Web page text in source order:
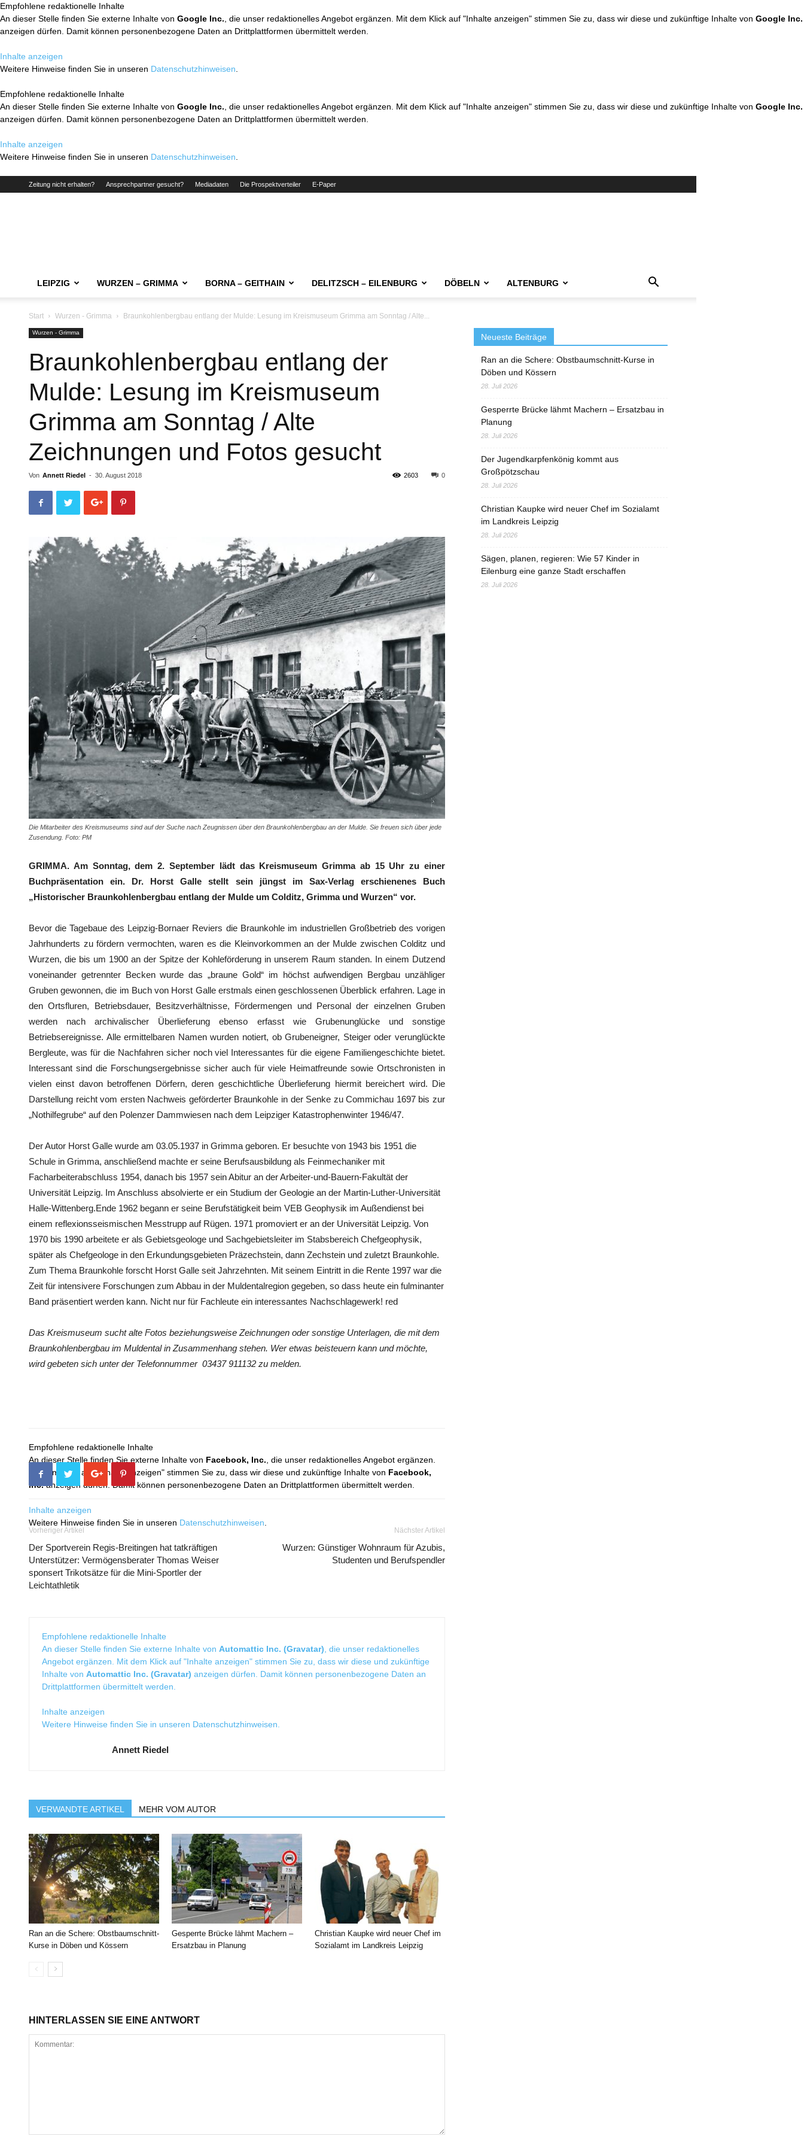
Empfohlene redaktionelle Inhalte
An dieser Stelle finden Sie externe Inhalte von Google Inc. , die unser redaktionelles Angebot ergänzen. Mit dem Klick auf "Inhalte anzeigen" stimmen Sie zu, dass wir diese und zukünftige Inhalte von Google Inc.
anzeigen dürfen. Damit können personenbezogene Daten an Drittplattformen übermittelt werden.
Inhalte anzeigen
Weitere Hinweise finden Sie in unseren Datenschutzhinweisen
Empfohlene redaktionelle Inhalte
An dieser Stelle finden Sie externe Inhalte von Google Inc. , die unser redaktionelles Angebot ergänzen. Mit dem Klick auf "Inhalte anzeigen" stimmen Sie zu, dass wir diese und zukünftige Inhalte von Google Inc.
anzeigen dürfen. Damit können personenbezogene Daten an Drittplattformen übermittelt werden.
Inhalte anzeigen
Weitere Hinweise finden Sie in unseren Datenschutzhinweisen
Zeitung nicht erhalten? Ansprechpartner gesucht? Mediadaten Die Prospektverteiler E-Paper
LEIPZIG WURZEN – GRIMMA BORNA – GEITHAIN DELITZSCH – EILENBURG DÖBELN ALTENBURG
Start Wurzen - Grimma Braunkohlenbergbau entlang der Mulde: Lesung im Kreismuseum Grimma am Sonntag / Alte...
Wurzen - Grimma
Braunkohlenbergbau entlang der
Mulde: Lesung im Kreismuseum
Grimma am Sonntag / Alte
Zeichnungen und Fotos gesucht
Von Annett Riedel - 30. August 2018 0
2603
Die Mitarbeiter des Kreismuseums sind auf der Suche nach Zeugnissen über den Braunkohlenbergbau an der Mulde. Sie freuen sich über jede
Zusendung. Foto: PM
GRIMMA. Am Sonntag, dem 2. September lädt das Kreismuseum Grimma ab 15 Uhr zu einer
Buchpräsentation ein. Dr. Horst Galle stellt sein jüngst im Sax-Verlag erschienenes Buch
„Historischer Braunkohlenbergbau entlang der Mulde um Colditz, Grimma und Wurzen“ vor.
Bevor die Tagebaue des Leipzig-Bornaer Reviers die Braunkohle im industriellen Großbetrieb des vorigen
Jahrhunderts zu fördern vermochten, waren es die Kleinvorkommen an der Mulde zwischen Colditz und
Wurzen, die bis um 1900 an der Spitze der Kohleförderung in unserem Raum standen. In einem Dutzend
voneinander getrennter Becken wurde das „braune Gold“ im höchst aufwendigen Bergbau unzähliger
Gruben gewonnen, die im Buch von Horst Galle erstmals einen geschlossenen Überblick erfahren. Lage in
den Ortsfluren, Betriebsdauer, Besitzverhältnisse, Fördermengen und Personal der einzelnen Gruben
werden nach archivalischer Überlieferung ebenso erfasst wie Grubenunglücke und sonstige
Betriebsereignisse. Alle ermittelbaren Namen wurden notiert, ob Grubeneigner, Steiger oder verunglückte
Bergleute, was für die Nachfahren sicher noch viel Interessantes für die eigene Familiengeschichte bietet.
Interessant sind die Forschungsergebnisse sicher auch für viele Heimatfreunde sowie Ortschronisten in
vielen einst davon betroffenen Dörfern, deren geschichtliche Überlieferung hiermit bereichert wird. Die
Darstellung reicht vom ersten Nachweis geförderter Braunkohle in der Senke zu Commichau 1697 bis zur
„Nothilfegrube“ auf den Polenzer Dammwiesen nach dem Leipziger Katastrophenwinter 1946/47.
Der Autor Horst Galle wurde am 03.05.1937 in Grimma geboren. Er besuchte von 1943 bis 1951 die
Schule in Grimma, anschließend machte er seine Berufsausbildung als Feinmechaniker mit
Facharbeiterabschluss 1954, danach bis 1957 sein Abitur an der Arbeiter-und-Bauern-Fakultät der
Universität Leipzig. Im Anschluss absolvierte er ein Studium der Geologie an der Martin-Luther-Universität
Halle-Wittenberg.Ende 1962 begann er seine Berufstätigkeit beim VEB Geophysik im Außendienst bei
einem reflexionsseismischen Messtrupp auf Rügen. 1971 promoviert er an der Universität Leipzig. Von
1970 bis 1990 arbeitete er als Gebietsgeologe und Sachgebietsleiter im Stabsbereich Chefgeophysik,
später als Chefgeologe in den Erkundungsgebieten Präzechstein, dann Zechstein und zuletzt Braunkohle.
Zum Thema Braunkohle forscht Horst Galle seit Jahrzehnten. Mit seinem Eintritt in die Rente 1997 war die
Zeit für intensivere Forschungen zum Abbau in der Muldentalregion gegeben, so dass heute ein fulminanter
Band präsentiert werden kann. Nicht nur für Fachleute ein interessantes Nachschlagewerk! red
Das Kreismuseum sucht alte Fotos beziehungsweise Zeichnungen oder sonstige Unterlagen, die mit dem
Braunkohlenbergbau im Muldental in Zusammenhang stehen. Wer etwas beisteuern kann und möchte,
wird gebeten sich unter der Telefonnummer 03437 911132 zu melden.
Empfohlene redaktionelle Inhalte
An dieser Stelle finden Sie externe Inhalte von Facebook, Inc. , die unser redaktionelles Angebot ergänzen.
Mit dem Klick auf "Inhalte anzeigen" stimmen Sie zu, dass wir diese und zukünftige Inhalte von Facebook,
Inc.anzeigen dürfen. Damit können personenbezogene Daten an Drittplattformen übermittelt werden.
Inhalte anzeigen
Weitere Hinweise finden Sie in unseren Datenschutzhinweisen
Vorheriger Artikel
Der Sportverein Regis-Breitingen hat tatkräftigen
Unterstützer: Vermögensberater Thomas Weiser
sponsert Trikotsätze für die Mini-Sportler der
Leichtathletik
Nächster Artikel
Wurzen: Günstiger Wohnraum für Azubis,
Studenten und Berufspendler
Empfohlene redaktionelle Inhalte
An dieser Stelle finden Sie externe Inhalte von Automattic Inc. (Gravatar) , die unser redaktionelles
Angebot ergänzen. Mit dem Klick auf "Inhalte anzeigen" stimmen Sie zu, dass wir diese und zukünftige
Inhalte von Automattic Inc. (Gravatar) anzeigen dürfen. Damit können personenbezogene Daten an
Drittplattformen übermittelt werden.
Inhalte anzeigen
Weitere Hinweise finden Sie in unseren Datenschutzhinweisen
Annett Riedel
VERWANDTE ARTIKEL MEHR VOM AUTOR
Ran an die Schere: Obstbaumschnitt-
Kurse in Döben und Kössern
Gesperrte Brücke lähmt Machern –
Ersatzbau in Planung
Christian Kaupke wird neuer Chef im
Sozialamt im Landkreis Leipzig
HINTERLASSEN SIE EINE ANTWORT
Neueste Beiträge
Ran an die Schere: Obstbaumschnitt-Kurse in
Döben und Kössern
28. Juli 2026
Gesperrte Brücke lähmt Machern – Ersatzbau in
Planung
28. Juli 2026
Der Jugendkarpfenkönig kommt aus
Großpötzschau
28. Juli 2026
Christian Kaupke wird neuer Chef im Sozialamt
im Landkreis Leipzig
28. Juli 2026
Sägen, planen, regieren: Wie 57 Kinder in
Eilenburg eine ganze Stadt erschaffen
28. Juli 2026